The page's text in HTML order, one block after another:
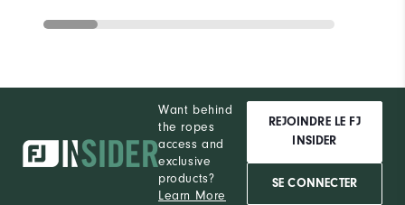
Want behind
the ropes
access and
exclusive
products?
Learn More
REJOINDRE LE FJ
INSIDER
SE CONNECTER